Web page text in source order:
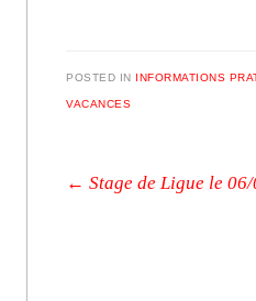
POSTED IN INFORMATIONS
VACANCES
Post
← Stage de Ligue le 06/